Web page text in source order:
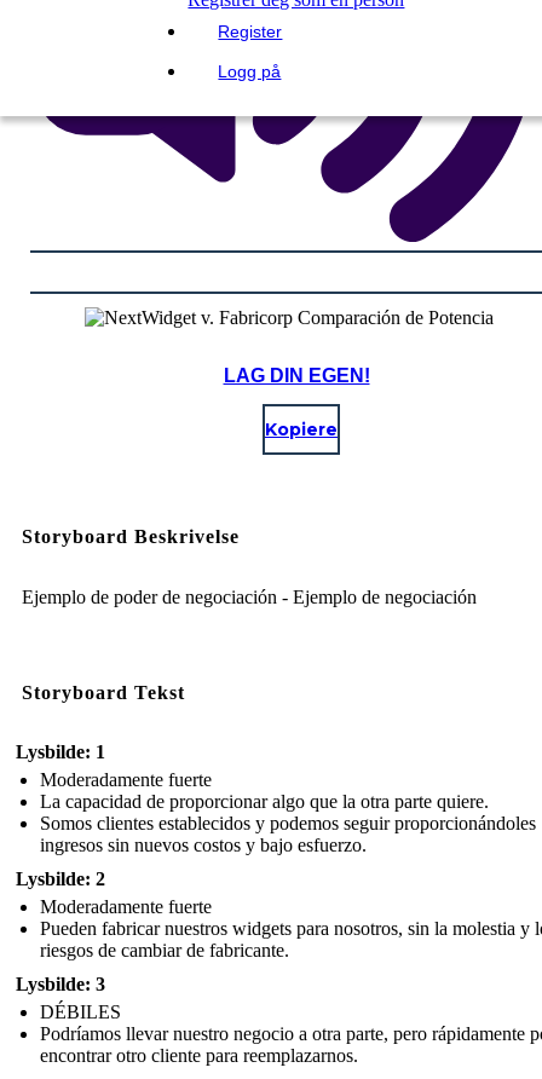
Register
Logg på
LAG DIN EGEN!
Kopiere
Storyboard Beskrivelse
Ejemplo de poder de negociación - Ejemplo de negociación
Storyboard Tekst
Lysbilde: 1
Moderadamente fuerte
La capacidad de proporcionar algo que la otra parte quiere.
Somos clientes establecidos y podemos seguir proporcionándoles
ingresos sin nuevos costos y bajo esfuerzo.
Lysbilde: 2
Moderadamente fuerte
Pueden fabricar nuestros widgets para nosotros, sin la molestia y
riesgos de cambiar de fabricante.
Lysbilde: 3
DÉBILES
Podríamos llevar nuestro negocio a otra parte, pero rápidamente
encontrar otro cliente para reemplazarnos.